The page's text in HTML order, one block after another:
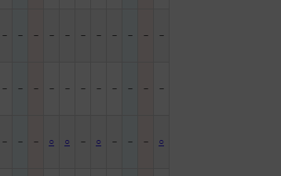
－ － － － － － － － － － －
－ － － － － － － － － － －
－ － － ○ ○ － ○ － － － ○